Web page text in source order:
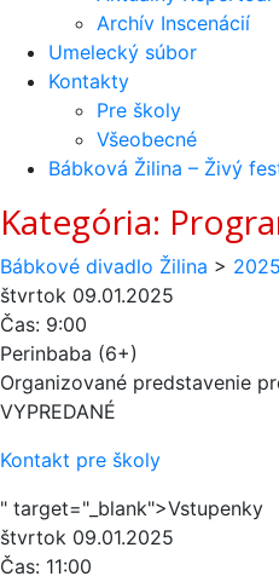
Archív Inscenácií
Umelecký súbor
Kontakty
Pre školy
Všeobecné
Bábková Žilina – Živý
Kategória:
Bábkové divadlo Žilina > 2025
štvrtok 09.01.2025
Čas: 9:00
Perinbaba (6+)
Organizované predstavenie
VYPREDANÉ
Kontakt pre školy
" target="_blank">Vstupenky
štvrtok 09.01.2025
Čas: 11:00